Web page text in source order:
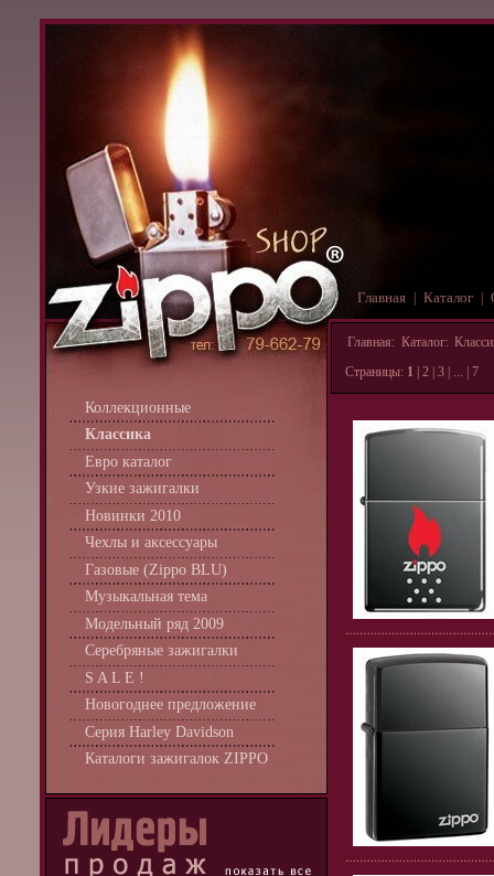
Главная Каталог
Коллекционные
Классика
Евро каталог
Узкие зажигалки
Новинки 2010
Чехлы и аксессуары
Газовые (Zippo BLU)
Музыкальная тема
Модельный ряд 2009
Серебряные зажигалки
S A L E !
Новогоднее предложение
Серия Harley Davidson
Каталоги зажигалок ZIPPO
Главная: Каталог:
Страницы: 1 2 3 | ... | 7